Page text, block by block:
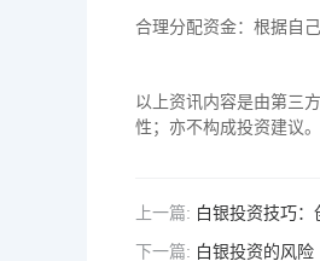
合理分配资金：根据自
以上资讯内容是由第三
性；亦不构成投资建议。
上一篇: 白银投资技巧：
下一篇: 白银投资的风险